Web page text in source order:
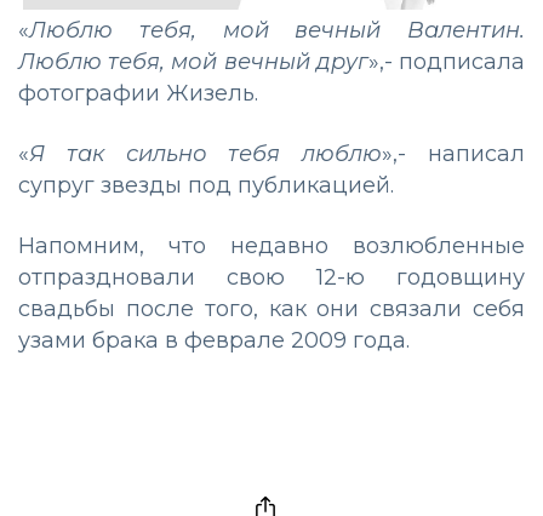
«Люблю тебя, мой вечный Валентин.
Люблю тебя, мой вечный друг»,- подписала
фотографии Жизель.
«Я так сильно тебя люблю»,- написал
супруг звезды под публикацией.
Напомним, что недавно возлюбленные
отпраздновали свою 12-ю годовщину
свадьбы после того, как они связали себя
узами брака в феврале 2009 года.